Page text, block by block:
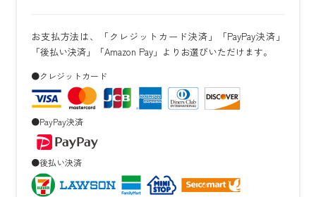
お支払方法は、「クレジットカード決済」「PayPay決済」
「後払い決済」「Amazon Pay」よりお選びいただけます。
●クレジットカード
●PayPay決済
●後払い決済